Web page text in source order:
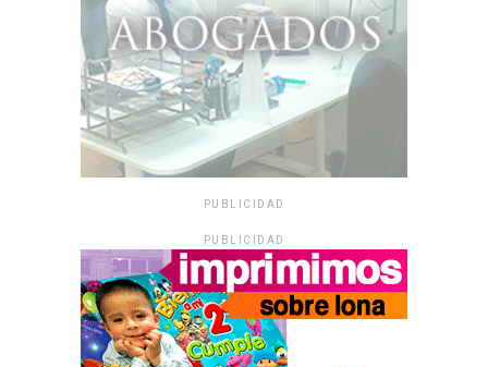
PUBLICIDAD
PUBLICIDAD